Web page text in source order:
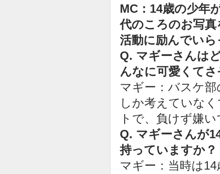
MC：14歳の少年
代のころのお写
活動に励んでい
Q. マギーさんは
んなに可愛くて
マギー：バスケ
しか考えていな
トで、負けず嫌
Q. マギーさんが
持っていますか？
マギー：当時は